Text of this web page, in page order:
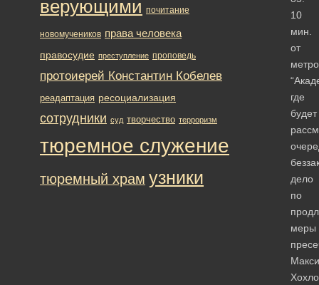
10
мин.
от
метро
где
будет
дело
по
меры
верующими почитание
новомучеников права человека
правосудие преступление проповедь
протоиерей Константин Кобелев
реадаптация ресоциализация
сотрудники суд творчество терроризм
тюремное служение
тюремный храм узники